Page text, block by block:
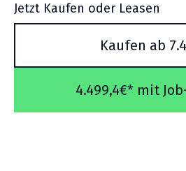
Jetzt Kaufen oder Leasen
Kaufen ab
4.499,4€* mit